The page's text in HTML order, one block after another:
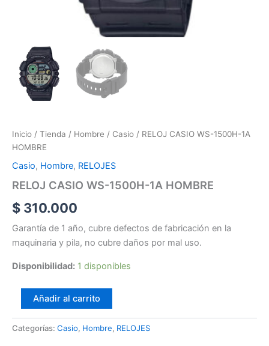
Inicio / Tienda / Hombre / Casio / RELOJ CASIO WS-1500H-1A
HOMBRE
Casio, Hombre, RELOJES
RELOJ CASIO WS-1500H-1A HOMBRE
$ 310.000
Garantía de 1 año, cubre defectos de fabricación en la
maquinaria y pila, no cubre daños por mal uso.
Disponibilidad: 1 disponibles
Añadir al carrito
Categorías: Casio, Hombre, RELOJES